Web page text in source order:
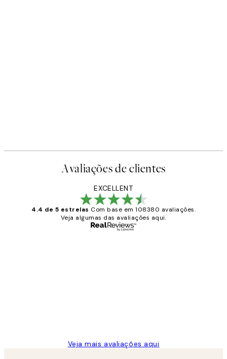
Avaliações de clientes
EXCELLENT
4.4 de 5 estrelas Com base em 108380 avaliações.
Veja algumas das avaliações aqui.
Veja mais avaliações aqui